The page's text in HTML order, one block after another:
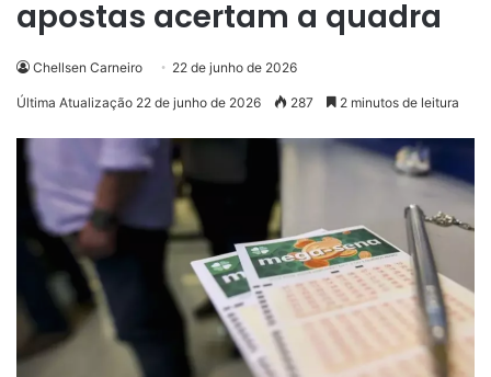
apostas acertam a quadra
Chellsen Carneiro 22 de junho de 2026
Última Atualização 22 de junho de 2026 287 2 minutos de leitura